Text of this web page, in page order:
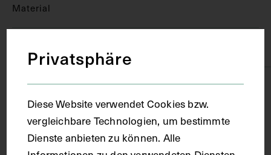
Material
Technik
Handschrift
Privatsphäre
Diese Website verwendet Cookies bzw.
vergleichbare Technologien, um bestimmte
Dienste anbieten zu können. Alle